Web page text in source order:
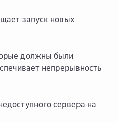
запуск новых
должны были
непрерывность
сервера на